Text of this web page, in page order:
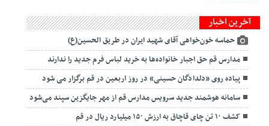
آخرین اخبار
حماسه خون‌خواهی آقای شهید ایران در طریق الحسین(ع)
مدارس قم حق اجبار خانواده‌ها به خرید لباس فرم جدید را ندارند
پیاده روی «دلدادگان حسینی» در روز اربعین در قم برگزار می شود
سامانه هوشمند جدید سرویس مدارس قم از مهر جایگزین سپند می‌شود
کشف ۱۰ تن چای قاچاق به ارزش ۱۵۰ میلیارد ریال در قم